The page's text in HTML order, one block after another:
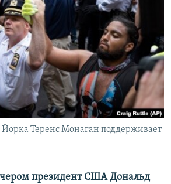
РАССЫЛКУ
Теренс Монаган поддерживает
президент США Дональд